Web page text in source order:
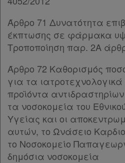
Άρθρο 71 Δυνατότητα
έκπτωσης σε φάρμακα
Τροποποίηση παρ. 2Α
Άρθρο 72 Καθορισμός
για τα
προϊόντα
τα νοσοκομεία του
Υγείας και οι
αυτών, το Ωνάσειο
το Νοσοκομείο
δημόσια νοσοκομεία